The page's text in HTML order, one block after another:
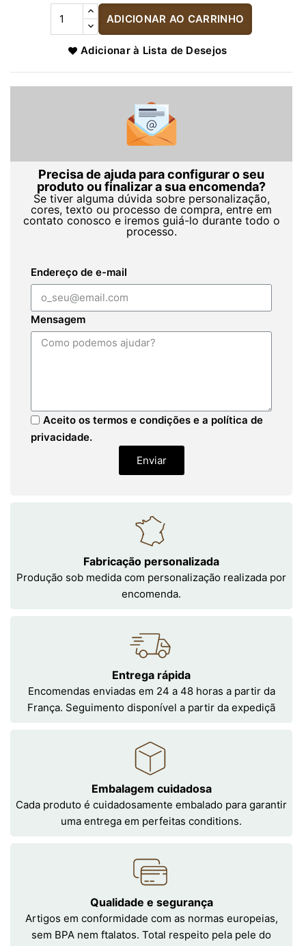
ADICIONAR AO CARRINHO
Adicionar à Lista de Desejos
Precisa de ajuda para configurar o seu
produto ou finalizar a sua encomenda?
Se tiver alguma dúvida sobre personalização,
cores, texto ou processo de compra, entre em
contato conosco e iremos guiá-lo durante todo o
processo.
Endereço de e-mail
Mensagem
Aceito os termos e condições e a política de
privacidade.
Enviar
Fabricação personalizada
Produção sob medida com personalização realizada por
encomenda.
Entrega rápida
Encomendas enviadas em 24 a 48 horas a partir da
França. Seguimento disponível a partir da expediçã
Embalagem cuidadosa
Cada produto é cuidadosamente embalado para garantir
uma entrega em perfeitas conditions.
Qualidade e segurança
Artigos em conformidade com as normas europeias,
sem BPA nem ftalatos. Total respeito pela pele do